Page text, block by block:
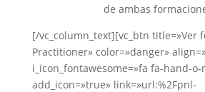
de ambas
[/vc_column_text][vc_btn title=»Ver
Practitioner» color=»danger»
i_icon_fontawesome=»fa fa-hand-o-
add_icon=»true» link=»url:%2Fpnl-